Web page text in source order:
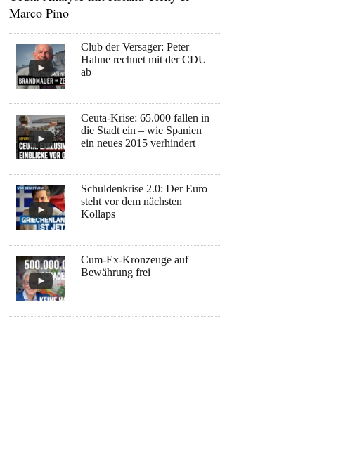
Marco Pino
Club der Versager: Peter
Hahne rechnet mit der CDU
ab
Ceuta-Krise: 65.000 fallen in
die Stadt ein – wie Spanien
ein neues 2015 verhindert
Schuldenkrise 2.0: Der Euro
steht vor dem nächsten
Kollaps
Cum-Ex-Kronzeuge auf
Bewährung frei